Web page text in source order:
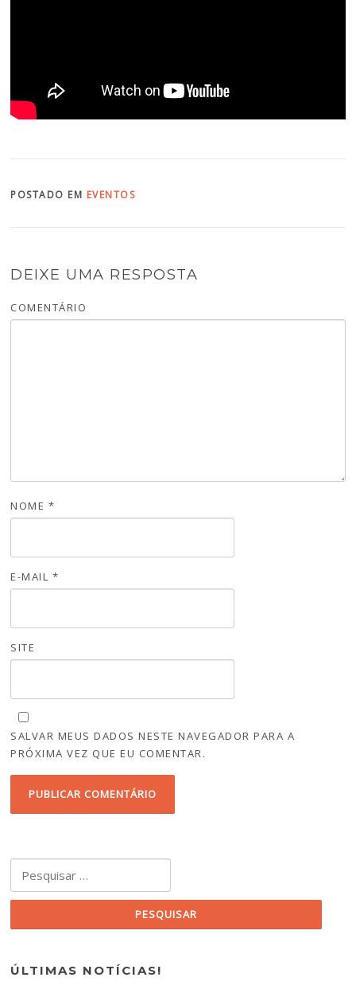
POSTADO EM EVENTOS
DEIXE UMA RESPOSTA
COMENTÁRIO
NOME *
E-MAIL *
SITE
SALVAR MEUS DADOS NESTE NAVEGADOR PARA A
PRÓXIMA VEZ QUE EU COMENTAR.
ÚLTIMAS NOTÍCIAS!